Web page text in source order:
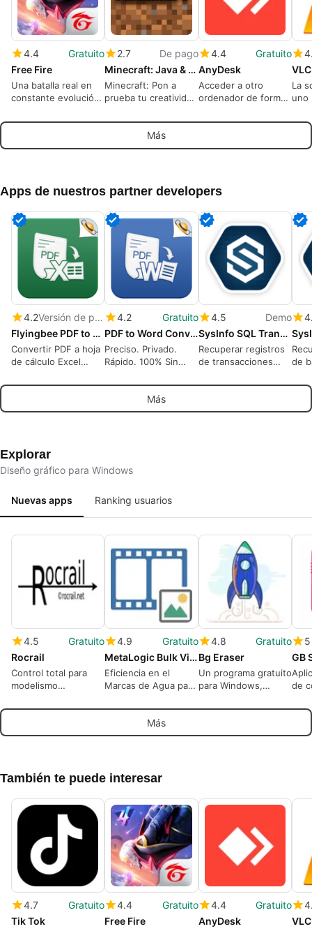
4.4
Gratuito
Free Fire
Una batalla real en
constante evolución
2.7
De pago
Minecraft: Java & Bedrock Edition
Minecraft: Pon a
prueba tu creatividad
cubos
4.4
Gratuito
AnyDesk
Acceder a otro
ordenador de forma
La
uno
Más
Apps de nuestros partner developers
4.2
Versión de prueba
Flyingbee PDF to Excel Converter
Convertir PDF a hoja
de cálculo Excel
Offline,
datos segura para la
4.2
Gratuito
PDF to Word Converter
Preciso. Privado.
Rápido. 100% Sin
4.5
Demo
SysInfo SQL Transaction Log Recovery
Recuperar registros
de transacciones
restaurar fácilmente
datos perdidos
de
Más
Explorar
Diseño gráfico para Windows
Nuevas apps Ranking usuarios
4.5
Gratuito
Rocrail
Control total para
modelismo
4.9
Gratuito
MetaLogic Bulk Video Watermarker
Eficiencia en el
Marcas de Agua para
4.8
Gratuito
Bg Eraser
Un programa gratuito
para Windows,
Eraser.
5
GB
de
Más
También te puede interesar
4.7
Gratuito
Tik Tok
4.4
Gratuito
Free Fire
4.4
Gratuito
AnyDesk